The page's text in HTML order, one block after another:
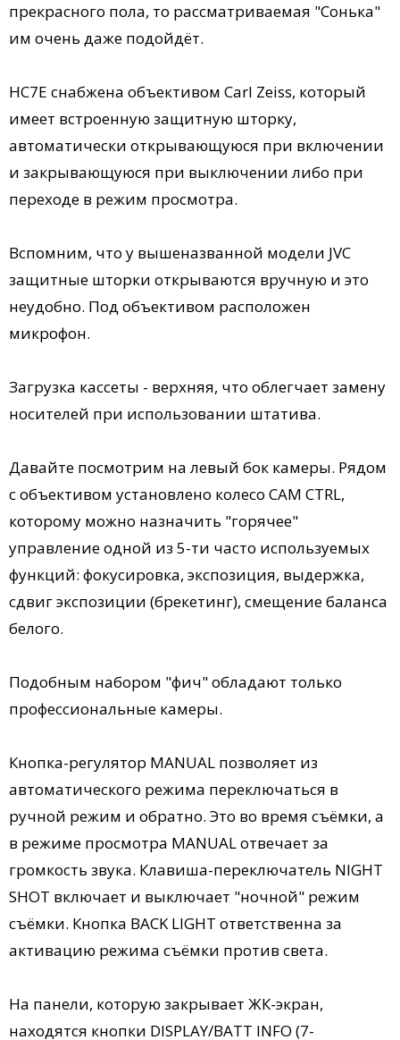
прекрасного пола, то рассматриваемая "Сонька"
им очень даже подойдёт.
HC7E снабжена объективом Carl Zeiss, который
имеет встроенную защитную шторку,
автоматически открывающуюся при включении
и закрывающуюся при выключении либо при
переходе в режим просмотра.
Вспомним, что у вышеназванной модели JVC
защитные шторки открываются вручную и это
неудобно. Под объективом расположен
микрофон.
Загрузка кассеты - верхняя, что облегчает замену
носителей при использовании штатива.
Давайте посмотрим на левый бок камеры. Рядом
с объективом установлено колесо CAM CTRL,
которому можно назначить "горячее"
управление одной из 5-ти часто используемых
функций: фокусировка, экспозиция, выдержка,
сдвиг экспозиции (брекетинг), смещение баланса
белого.
Подобным набором "фич" обладают только
профессиональные камеры.
Кнопка-регулятор MANUAL позволяет из
автоматического режима переключаться в
ручной режим и обратно. Это во время съёмки, а
в режиме просмотра MANUAL отвечает за
громкость звука. Клавиша-переключатель NIGHT
SHOT включает и выключает "ночной" режим
съёмки. Кнопка BACK LIGHT ответственна за
активацию режима съёмки против света.
На панели, которую закрывает ЖК-экран,
находятся кнопки DISPLAY/BATT INFO (7-